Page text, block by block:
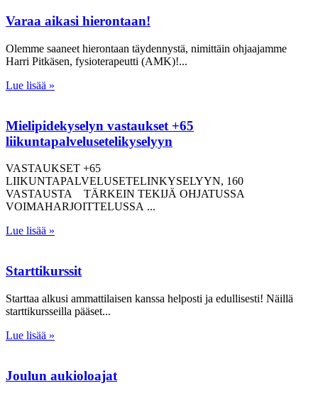
Varaa aikasi hierontaan!
Olemme saaneet hierontaan täydennystä, nimittäin ohjaajamme
Harri Pitkäsen, fysioterapeutti (AMK)!
Lue lisää »
Mielipidekyselyn vastaukset +65
liikuntapalvelusetelikyselyyn
VASTAUKSET +65
LIIKUNTAPALVELUSETELINKYSELYYN, 160
VASTAUSTA TÄRKEIN TEKIJÄ OHJATUSSA
VOIMAHARJOITTELUSSA
Lue lisää »
Starttikurssit
Starttaa alkusi ammattilaisen kanssa helposti ja edullisesti! Näillä
starttikursseilla pääset
Lue lisää »
Joulun aukioloajat